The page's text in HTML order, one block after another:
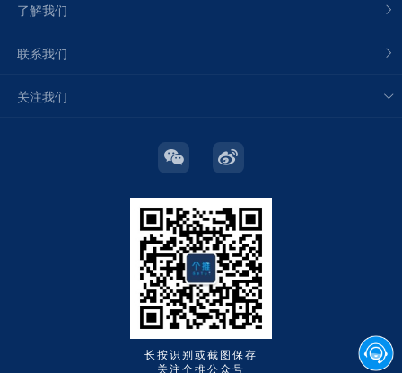
了解我们
联系我们
关注我们
长按识别或截图保存
关注个推公众号